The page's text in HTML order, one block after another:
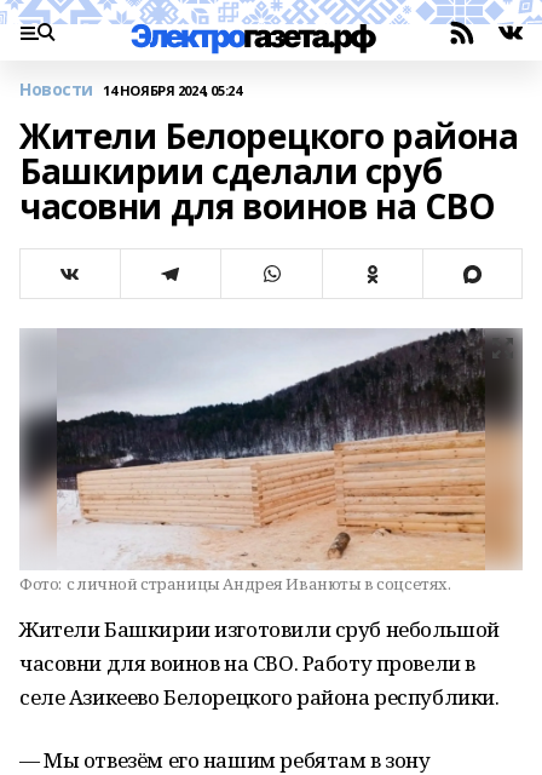
Новости 14 НОЯБРЯ 2024, 05:24
Жители Белорецкого района
Башкирии сделали сруб
часовни для воинов на СВО
Фото: с личной страницы Андрея Иванюты в соцсетях.
Жители Башкирии изготовили сруб небольшой
часовни для воинов на СВО. Работу провели в
селе Азикеево Белорецкого района республики.
— Мы отвезём его нашим ребятам в зону